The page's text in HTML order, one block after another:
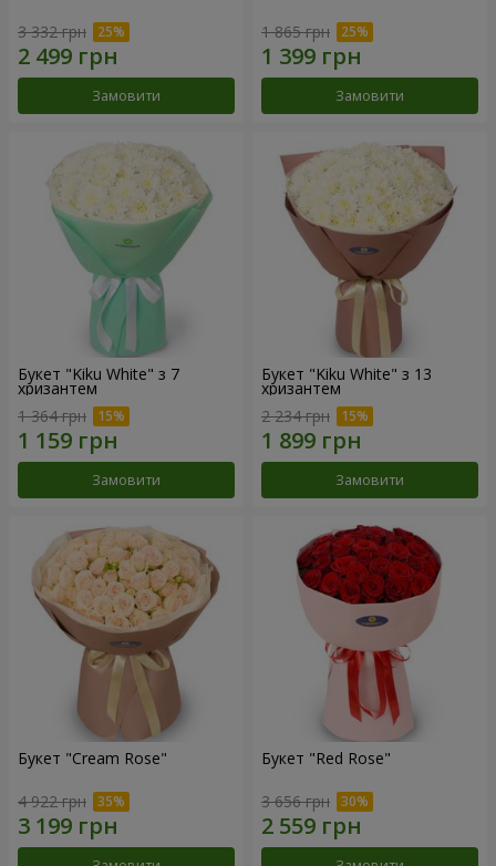
3 332 грн
Замовити
1 865 грн
Замовити
Букет "Kiku White" з 7
хризантем
1 364 грн
Замовити
Букет "Kiku White" з 13
хризантем
2 234 грн
Замовити
Букет "Cream Rose"
4 922 грн
Букет "Red Rose"
3 656 грн